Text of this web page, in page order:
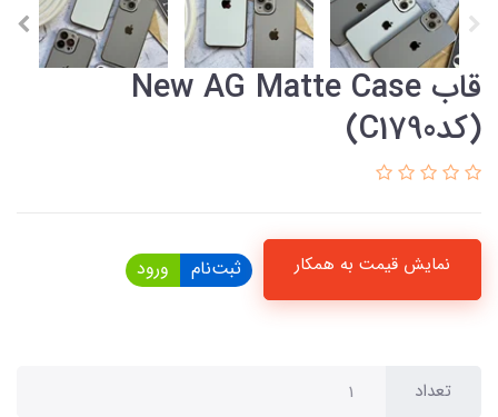
قاب New AG Matte Case
(کدC1790)
نمایش قیمت به همکار ثبت‌نام ورود
تعداد